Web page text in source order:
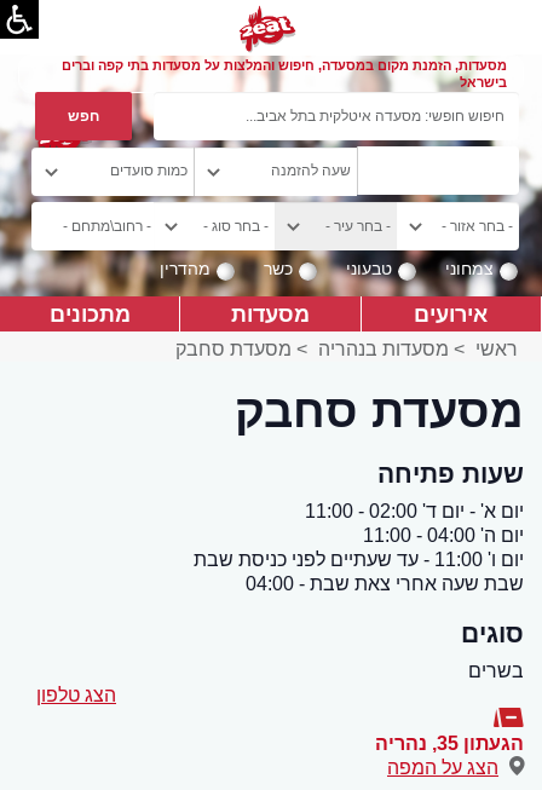
מסעדות, הזמנת מקום במסעדה, חיפוש והמלצות על מסעדות בתי קפה וברים
בישראל
צמחוני טבעוני כשר מהדרין
אירועים מסעדות מתכונים
ראשי > מסעדות בנהריה > מסעדת סחבק
מסעדת סחבק
שעות פתיחה
יום א' - יום ד' 02:00 - 11:00
יום ה' 04:00 - 11:00
יום ו' 11:00 - עד שעתיים לפני כניסת שבת
שבת שעה אחרי צאת שבת - 04:00
סוגים
בשרים
הצג טלפון
הגעתון 35 , נהריה
הצג על המפה